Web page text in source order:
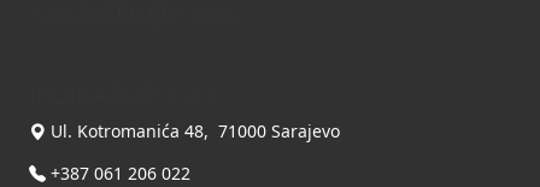
Ul. Kotromanića 48, 71000 Sarajevo
+387 061 206 022